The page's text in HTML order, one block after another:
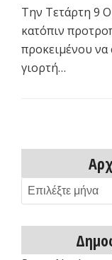
Την Τετάρτη 9
κατόπιν
προκειμένου να
γιορτή…
Αρχείο
δημοσιεύσεων